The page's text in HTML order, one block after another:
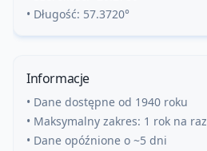
• Długość: 57.3720°
Informacje
• Dane dostępne od 1940 roku
• Maksymalny zakres: 1 rok na raz
• Dane opóźnione o ~5 dni